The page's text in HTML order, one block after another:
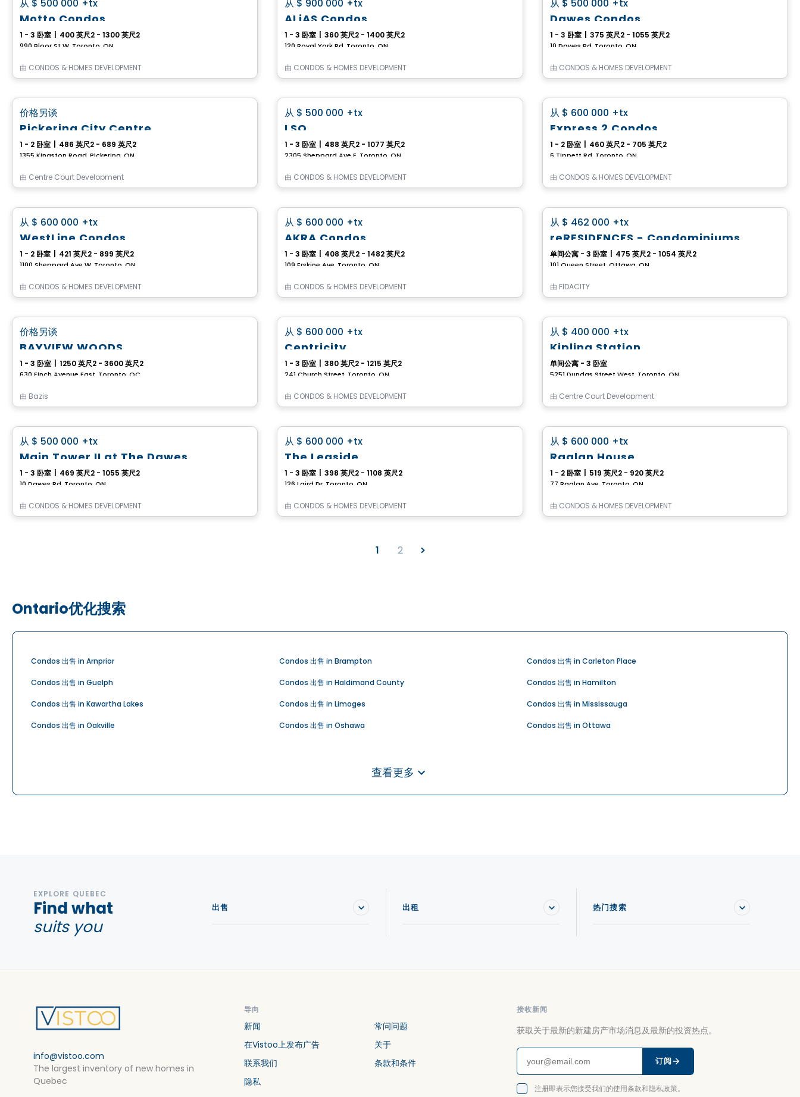
从 $ 500 000 +tx
Motto Condos
1 - 3 卧室 400 英尺2 - 1300 英尺2
990 Bloor St W, Toronto, ON
由 CONDOS & HOMES DEVELOPMENT
从 $ 900 000 +tx
ALiAS Condos
1 - 3 卧室 360 英尺2 - 1400 英尺2
120 Royal York Rd, Toronto, ON
由 CONDOS & HOMES DEVELOPMENT
从 $ 500 000 +tx
Dawes Condos
1 - 3 卧室 375 英尺2 - 1055 英尺2
10 Dawes Rd, Toronto, ON
由 CONDOS & HOMES DEVELOPMENT
Condo
价格另谈
Pickering City Centre
1 - 2 卧室 486 英尺2 - 689 英尺2
1355 Kingston Road, Pickering, ON
由 Centre Court Development
Condo
从 $ 500 000 +tx
LSQ
1 - 3 卧室 488 英尺2 - 1077 英尺2
2305 Sheppard Ave E, Toronto, ON
由 CONDOS & HOMES DEVELOPMENT
Condo
从 $ 600 000 +tx
Express 2 Condos
1 - 2 卧室 460 英尺2 - 705 英尺2
6 Tippett Rd, Toronto, ON
由 CONDOS & HOMES DEVELOPMENT
Condo
从 $ 600 000 +tx
WestLine Condos
1 - 2 卧室 421 英尺2 - 899 英尺2
1100 Sheppard Ave W, Toronto, ON
由 CONDOS & HOMES DEVELOPMENT
Condo
从 $ 600 000 +tx
AKRA Condos
1 - 3 卧室 408 英尺2 - 1482 英尺2
109 Erskine Ave, Toronto, ON
由 CONDOS & HOMES DEVELOPMENT
Condo
从 $ 462 000 +tx
reRESIDENCES - Condominiums
单间公寓 - 3 卧室 475 英尺2 - 1054 英尺2
101 Queen Street, Ottawa, ON
由 FIDACITY
Condo
价格另谈
BAYVIEW WOODS
1 - 3 卧室 1250 英尺2 - 3600 英尺2
630 Finch Avenue East, Toronto, QC
由 Bazis
Condo
从 $ 600 000 +tx
Centricity
1 - 3 卧室 380 英尺2 - 1215 英尺2
241 Church Street, Toronto, ON
由 CONDOS & HOMES DEVELOPMENT
Condo
从 $ 400 000 +tx
Kipling Station
单间公寓 - 3 卧室
5251 Dundas Street West, Toronto, ON
由 Centre Court Development
Condo
从 $ 500 000 +tx
Main Tower II at The Dawes
1 - 3 卧室 469 英尺2 - 1055 英尺2
10 Dawes Rd, Toronto, ON
由 CONDOS & HOMES DEVELOPMENT
Condo
从 $ 600 000 +tx
The Leaside
1 - 3 卧室 398 英尺2 - 1108 英尺2
126 Laird Dr, Toronto, ON
由 CONDOS & HOMES DEVELOPMENT
Condo
从 $ 600 000 +tx
Raglan House
1 - 2 卧室 519 英尺2 - 920 英尺2
77 Raglan Ave, Toronto, ON
由 CONDOS & HOMES DEVELOPMENT
1 2
Ontario优化搜索
Condos 出售 in Arnprior Condos 出售 in Brampton Condos 出售 in Carleton Place
Condos 出售 in Guelph Condos 出售 in Haldimand County Condos 出售 in Hamilton
Condos 出售 in Kawartha Lakes Condos 出售 in Limoges Condos 出售 in Mississauga
Condos 出售 in Oakville Condos 出售 in Oshawa Condos 出售 in Ottawa
查看更多
EXPLORE QUEBEC
Find what
suits you
出售 出租 热门搜索
info@vistoo.com
The largest inventory of new homes in
Quebec
导向
新闻
常问问题
在Vistoo上发布广告
关于
联系我们
条款和条件
隐私
接收新闻
获取关于最新的新建房产市场消息及最新的投资热点。
订阅
注册即表示您接受我们的使用条款和隐私政策。